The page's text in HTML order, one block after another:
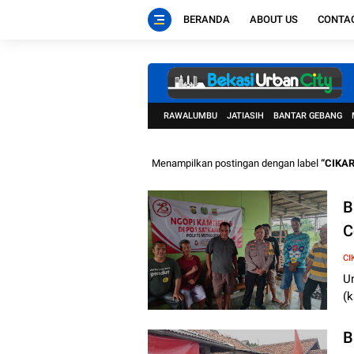
BERANDA ABOUT US
RAWALUMBU JATIASIH BANTAR GEBANG
Menampilkan postingan dengan label